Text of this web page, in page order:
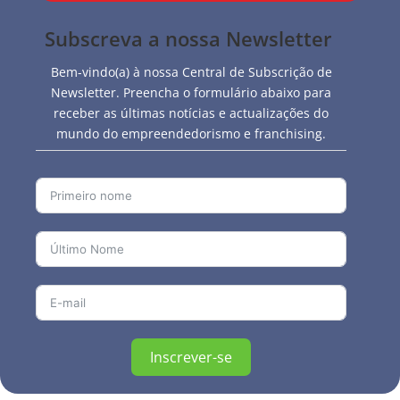
Subscreva a nossa Newsletter
Bem-vindo(a) à nossa Central de Subscrição de
Newsletter. Preencha o formulário abaixo para
receber as últimas notícias e actualizações do
mundo do empreendedorismo e franchising.
Inscrever-se